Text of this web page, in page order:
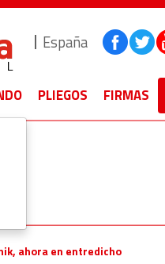
España
PLIEGOS FIRMAS
ahora en entredicho